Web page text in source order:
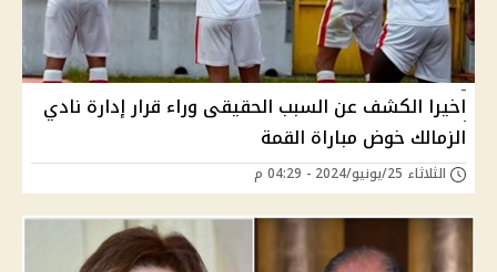
اخيرا الكشف عن السبب الحقيقى وراء قرار إدارة نادي
الزمالك خوض مباراة القمة
الثلاثاء 25/يونيو/2024 - 04:29 م